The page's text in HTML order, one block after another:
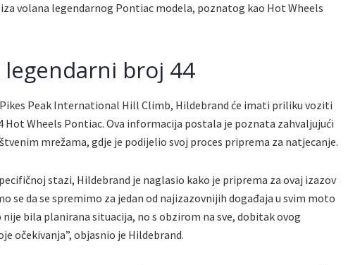
volana legendarnog Pontiac modela, poznatog kao Hot Wheels
broj 44
Pikes Peak International Hill Climb, Hildebrand će imati priliku voziti
Hot Wheels Pontiac. Ova informacija postala je poznata zahvaljujući
mrežama, gdje je podijelio svoj proces priprema za natjecanje.
stazi, Hildebrand je naglasio kako je priprema za ovaj izazov
se da se spremimo za jedan od najizazovnijih događaja u svim moto
bila planirana situacija, no s obzirom na sve, dobitak ovog
očekivanja”, objasnio je Hildebrand.